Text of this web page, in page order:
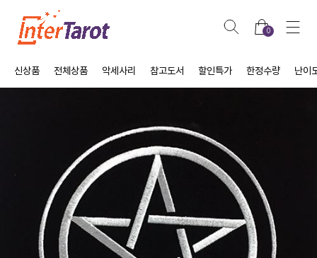
0
신상품 전체상품 악세사리 참고도서 할인특가 한정수량 난이